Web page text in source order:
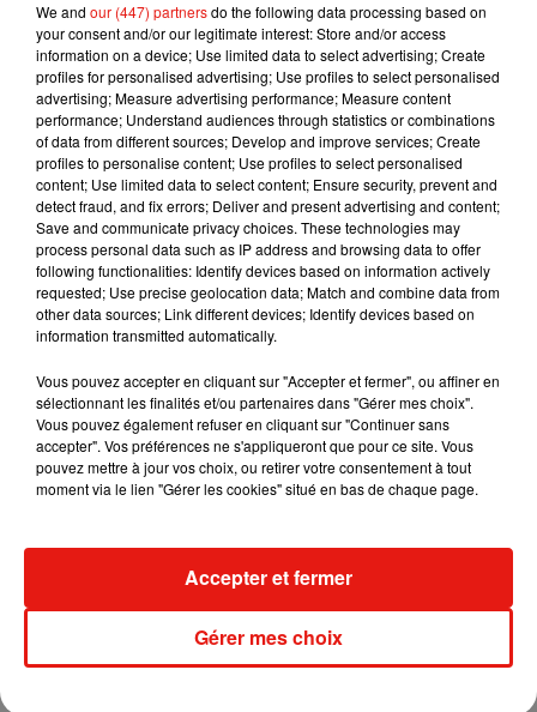
Musique
6 août 2026
Il y a 10 ans, DJ Snake changeait de
dimension avec son premier...
3 août 2026
Fred again.. et Latin Mafia dévoilent enfin
Swedish House Mafia et Lykke Li
We and our (447) partnersdo the following data processing based on
your consent and/or our legitimate interest: Store and/or access
information on a device; Use limited data to select advertising; Create
profiles for personalised advertising; Use profiles to select personalised
advertising; Measure advertising performance; Measure content
performance; Understand audiences through statistics or combinations
of data from different sources; Develop and improve services; Create
profiles to personalise content; Use profiles to select personalised
content; Use limited data to select content; Ensure security, prevent and
detect fraud, and fix errors; Deliver and present advertising and content;
Save and communicate privacy choices. These technologies may
process personal data such as IP address and browsing data to offer
following functionalities: Identify devices based on information actively
requested; Use precise geolocation data; Match and combine data from
other data sources; Link different devices; Identify devices based on
information transmitted automatically.
Vous pouvez accepter en cliquant sur "Accepter et fermer", ou affiner en
sélectionnant les finalités et/ou partenaires dans "Gérer mes choix".
Vous pouvez également refuser en cliquant sur "Continuer sans
accepter". Vos préférences ne s'appliqueront que pour ce site. Vous
pouvez mettre à jour vos choix, ou retirer votre consentement à tout
moment via le lien "Gérer les cookies" situé en bas de chaque page.
Gérer mes choix
Accepter et fermer